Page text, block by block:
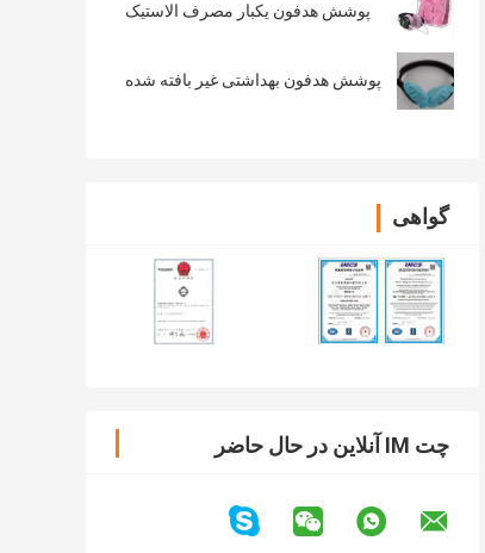
پوشش هدفون یکبار مصرف الاستیک
پوشش هدفون بهداشتی غیر بافته شده
گواهی
چت IM آنلاین در حال حاضر